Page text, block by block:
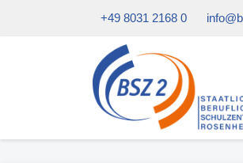
+49 8031 2168 0